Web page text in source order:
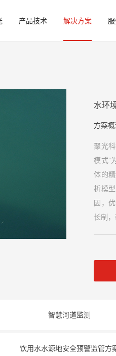
产品技术 解决方案
水环
方案概
聚光
模式”
体的
析模
因，
长制
智慧河道监测
饮用水水源地安全预警监管方